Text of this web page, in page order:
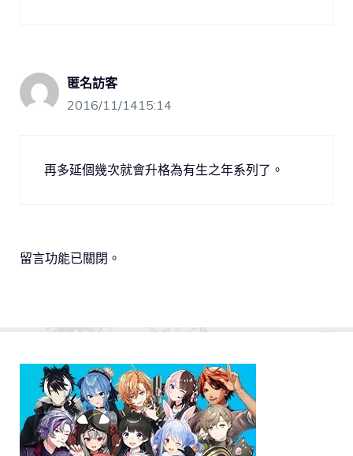
匿名訪客
2016/11/1415:14
再多延個幾次就會升格為有生之年系列了。
留言功能已關閉。